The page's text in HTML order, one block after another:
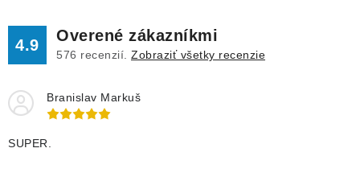
4.9
Overené zákazníkmi
576 recenzií. Zobraziť všetky recenzie
Branislav Markuš
SUPER.